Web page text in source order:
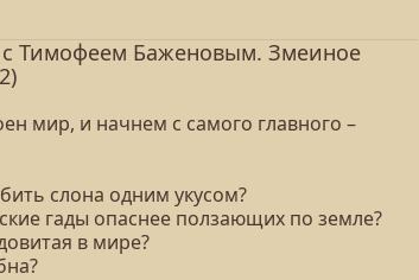
с Тимофеем Баженовым. Змеиное
мир, и начнем с самого главного –
слона одним укусом?
гады опаснее ползающих по земле?
в мире?